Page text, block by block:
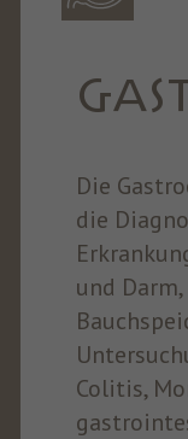
Die
die
und
Colitis,